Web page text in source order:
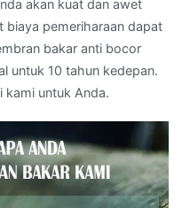
akan kuat dan awet
biaya pemeriharaan dapat
bakar anti bocor
untuk 10 tahun kedepan.
kami untuk Anda.